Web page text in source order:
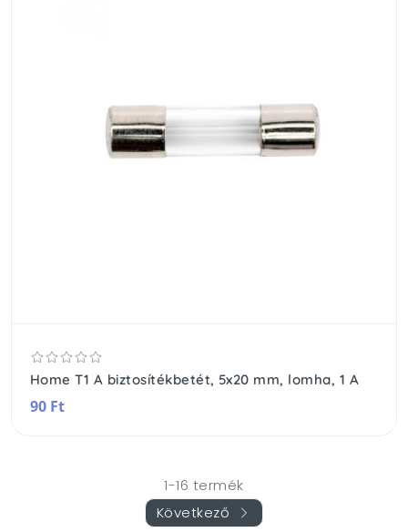
Home T1 A biztosítékbetét, 5x20 mm, lomha, 1 A
90 Ft
1-16 termék
Következő